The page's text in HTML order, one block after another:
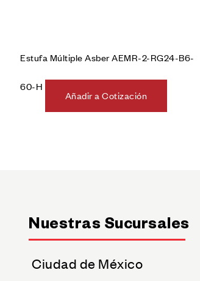
Estufa Múltiple Asber AEMR-2-RG24-B6-
60-H
Añadir a Cotización
Nuestras Sucursales
Ciudad de México